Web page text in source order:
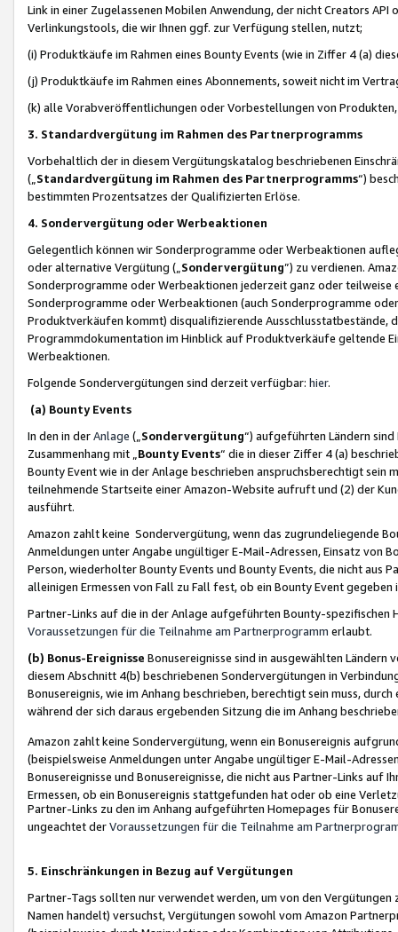
Link in einer Zugelassenen Mobilen Anwendung, der nicht Creators
Verlinkungstools, die wir Ihnen ggf. zur Verfügung stellen, nutzt;
(i) Produktkäufe im Rahmen eines Bounty Events (wie in Ziffer 4 (a)
(j) Produktkäufe im Rahmen eines Abonnements, soweit nicht im
(k) alle Vorabveröffentlichungen oder Vorbestellungen von
3. Standardvergütung im Rahmen des Partnerprogramms
Vorbehaltlich der in diesem Vergütungskatalog beschriebenen
(„ Standardvergütung im Rahmen des Partnerprogramms“)
bestimmten Prozentsatzes der Qualifizierten Erlöse.
4. Sondervergütung oder Werbeaktionen
Gelegentlich können wir Sonderprogramme oder Werbeaktionen
oder alternative Vergütung („ Sondervergütung”) zu verdienen.
Sonderprogramme oder Werbeaktionen jederzeit ganz oder
Sonderprogramme oder Werbeaktionen (auch Sonderprogramme
Produktverkäufen kommt) disqualifizierende Ausschlusstatbestände,
Programmdokumentation im Hinblick auf Produktverkäufe geltende
Werbeaktionen.
Folgende Sondervergütungen sind derzeit verfügbar: hier.
(a) Bounty Events
In den in derAnlage („ Sondervergütung“) aufgeführten Ländern
Zusammenhang mit „ Bounty Events“ die in dieser Ziffer 4 (a)
Bounty Event wie in der Anlage beschrieben anspruchsberechtigt sein
teilnehmende Startseite einer Amazon-Website aufruft und (2) der
ausführt.
Amazon zahlt keine Sondervergütung, wenn das zugrundeliegende
Anmeldungen unter Angabe ungültiger E-Mail-Adressen, Einsatz von
Person, wiederholter Bounty Events und Bounty Events, die nicht
alleinigen Ermessen von Fall zu Fall fest, ob ein Bounty Event
Partner-Links auf die in der Anlage aufgeführten Bounty-spezifischen
Voraussetzungen für die Teilnahme am Partnerprogramm erlaubt.
(b) Bonus-Ereignisse Bonusereignisse sind in ausgewählten Ländern
diesem Abschnitt 4(b) beschriebenen Sondervergütungen in
Bonusereignis, wie im Anhang beschrieben, berechtigt sein muss,
während der sich daraus ergebenden Sitzung die im Anhang
Amazon zahlt keine Sondervergütung, wenn ein Bonusereignis
(beispielsweise Anmeldungen unter Angabe ungültiger E-Mail-
Bonusereignisse und Bonusereignisse, die nicht aus Partner-Links auf
Ermessen, ob ein Bonusereignis stattgefunden hat oder ob eine
Partner-Links zu den im Anhang aufgeführten Homepages für
ungeachtet derVoraussetzungen für die Teilnahme am
5. Einschränkungen in Bezug auf Vergütungen
Partner-Tags sollten nur verwendet werden, um von den
Namen handelt) versuchst, Vergütungen sowohl vom Amazon